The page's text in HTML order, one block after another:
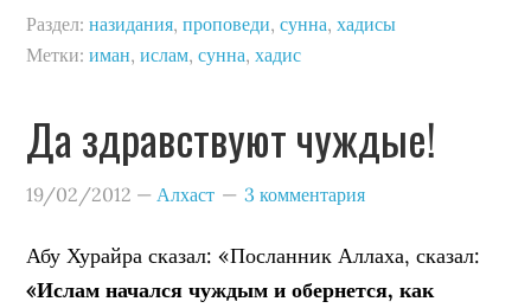
Раздел:назидания,проповеди,сунна,хадисы
Метки:иман,ислам,сунна,хадис
Да здравствуют чуждые!
19/02/2012 — Алхаст 3 комментария
Абу Хурайра сказал: «Посланник Аллаха, сказал:
«Ислам начался чуждым и обернется, как